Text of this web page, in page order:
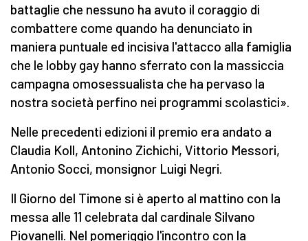
battaglie che nessuno ha avuto il coraggio di
combattere come quando ha denunciato in
maniera puntuale ed incisiva l'attacco alla famiglia
che le lobby gay hanno sferrato con la massiccia
campagna omosessualista che ha pervaso la
nostra società perfino nei programmi scolastici».
Nelle precedenti edizioni il premio era andato a
Claudia Koll, Antonino Zichichi, Vittorio Messori,
Antonio Socci, monsignor Luigi Negri.
Il Giorno del Timone si è aperto al mattino con la
messa alle 11 celebrata dal cardinale Silvano
Piovanelli. Nel pomeriggio l'incontro con la